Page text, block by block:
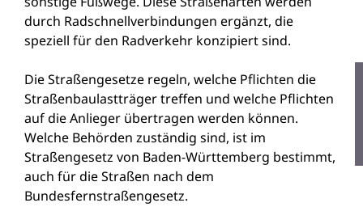
durch Radschnellverbindungen ergänzt, die
speziell für den Radverkehr konzipiert sind.
Die Straßengesetze regeln, welche Pflichten die
Straßenbaulastträger treffen und welche Pflichten
auf die Anlieger übertragen werden können.
Welche Behörden zuständig sind, ist im
Straßengesetz von Baden-Württemberg bestimmt,
auch für die Straßen nach dem
Bundesfernstraßengesetz.